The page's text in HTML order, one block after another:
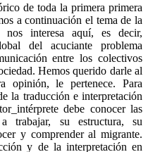
de toda la primera primera
a continuación el tema de la
interesa aquí, es decir,
del acuciante problema
entre los colectivos
Hemos querido darle al
opinión, le pertenece. Para
la traducción e interpretación
debe conocer las
trabajar, su estructura, su
y comprender al migrante.
y de la interpretación en